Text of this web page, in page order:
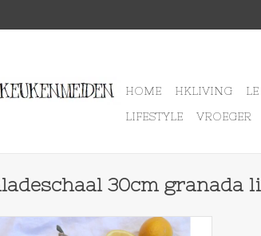
HOME HKLIVING
LIFESTYLE
VROEGER
30cm granada